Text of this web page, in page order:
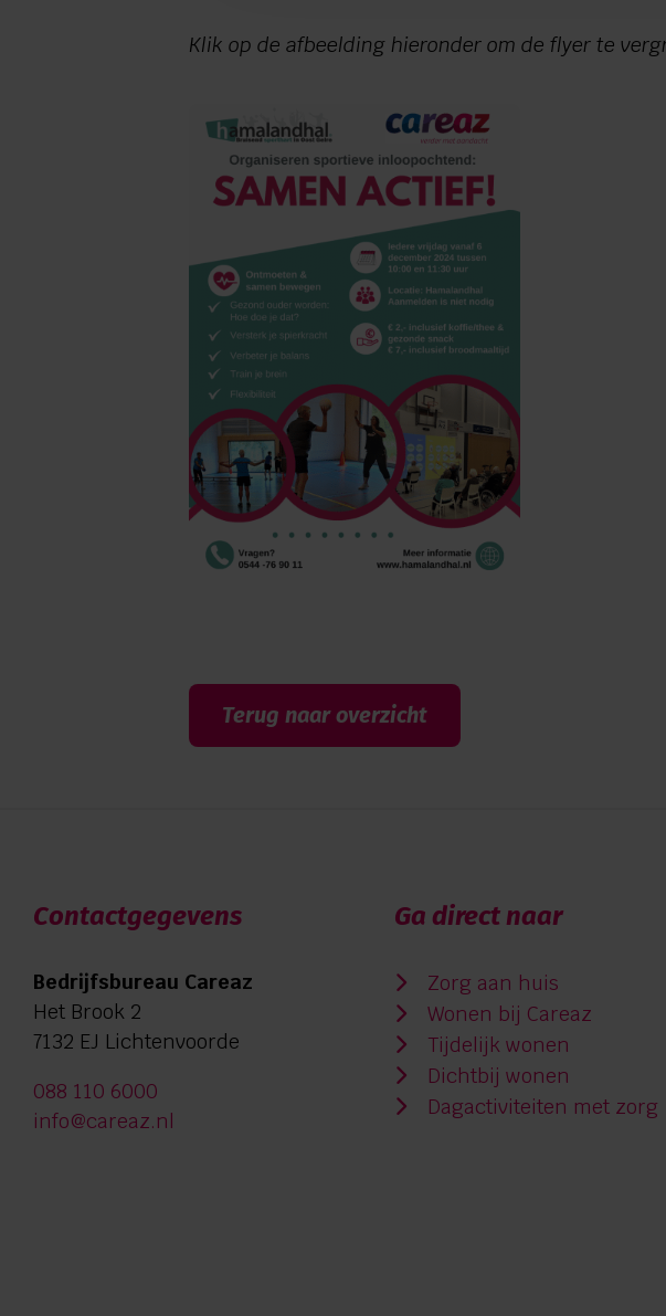
Klik op de afbeelding hieronder om de flyer te
Terug naar overzicht
Contactgegevens
Bedrijfsbureau Careaz
Het Brook 2
7132 EJ Lichtenvoorde
088 110 6000
info@careaz.nl
Ga direct naar
Zorg aan huis
Wonen bij Careaz
Tijdelijk wonen
Dichtbij wonen
Dagactiviteiten met zorg